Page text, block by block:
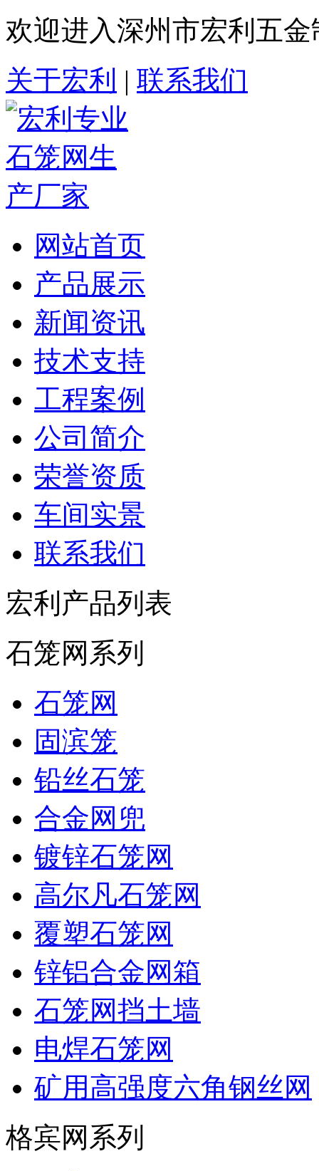
欢迎进入深州市宏利五
关于宏利 | 联系我们
网站首页
产品展示
新闻资讯
技术支持
工程案例
公司简介
荣誉资质
车间实景
联系我们
宏利产品列表
石笼网系列
石笼网
固滨笼
铅丝石笼
合金网兜
镀锌石笼网
高尔凡石笼网
覆塑石笼网
锌铝合金网箱
石笼网挡土墙
电焊石笼网
矿用高强度六角钢丝网
格宾网系列